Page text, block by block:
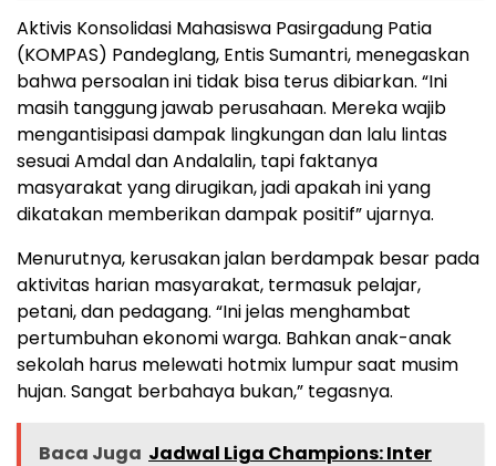
Aktivis Konsolidasi Mahasiswa Pasirgadung Patia
(KOMPAS) Pandeglang, Entis Sumantri, menegaskan
bahwa persoalan ini tidak bisa terus dibiarkan. “Ini
masih tanggung jawab perusahaan. Mereka wajib
mengantisipasi dampak lingkungan dan lalu lintas
sesuai Amdal dan Andalalin, tapi faktanya
masyarakat yang dirugikan, jadi apakah ini yang
dikatakan memberikan dampak positif” ujarnya.
Menurutnya, kerusakan jalan berdampak besar pada
aktivitas harian masyarakat, termasuk pelajar,
petani, dan pedagang. “Ini jelas menghambat
pertumbuhan ekonomi warga. Bahkan anak-anak
sekolah harus melewati hotmix lumpur saat musim
hujan. Sangat berbahaya bukan,” tegasnya.
Baca Juga Jadwal Liga Champions: Inter